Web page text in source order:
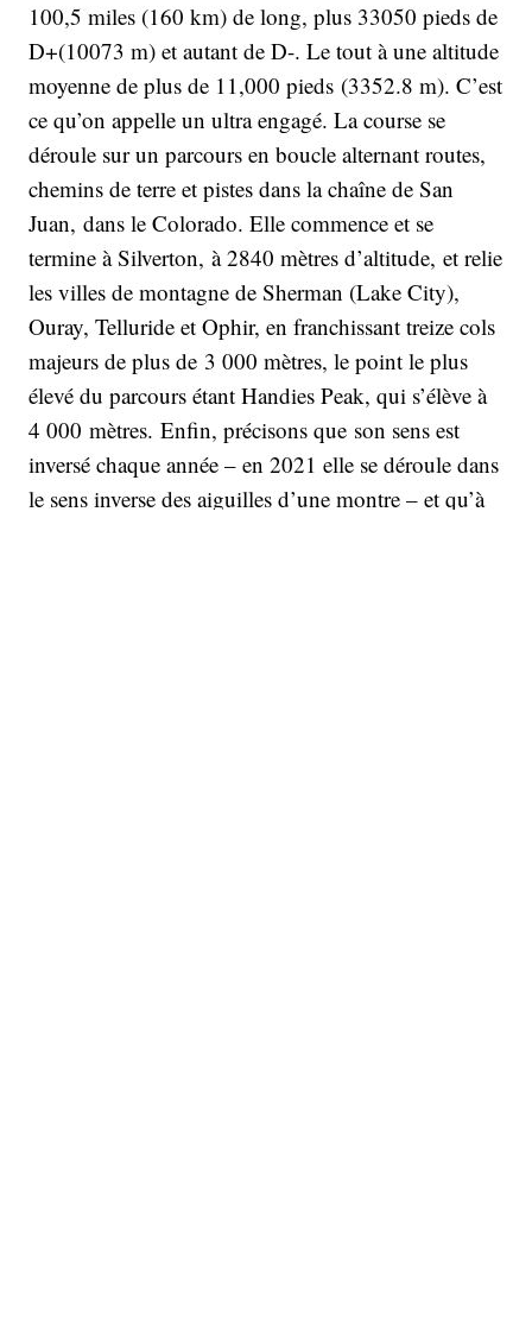
100,5 miles (160 km) de long, plus 33050 pieds de
D+(10073 m) et autant de D-. Le tout à une altitude
moyenne de plus de 11,000 pieds (3352.8 m). C’est
ce qu’on appelle un ultra engagé. La course se
déroule sur un parcours en boucle alternant routes,
chemins de terre et pistes dans la chaîne de San
Juan, dans le Colorado. Elle commence et se
termine à Silverton, à 2840 mètres d’altitude, et relie
les villes de montagne de Sherman (Lake City),
Ouray, Telluride et Ophir, en franchissant treize cols
majeurs de plus de 3 000 mètres, le point le plus
élevé du parcours étant Handies Peak, qui s’élève à
4 000 mètres. Enfin, précisons que son sens est
inversé chaque année – en 2021 elle se déroule dans
le sens inverse des aiguilles d’une montre – et qu’à